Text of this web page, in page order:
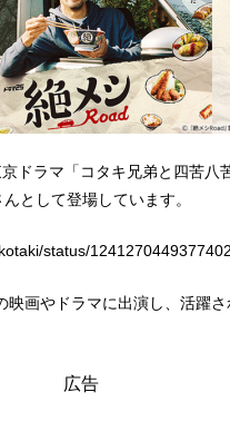
ドラマ「コタキ兄弟と四苦八
として登場しています。
status/
映画やドラマに出演し、活躍さ
広告